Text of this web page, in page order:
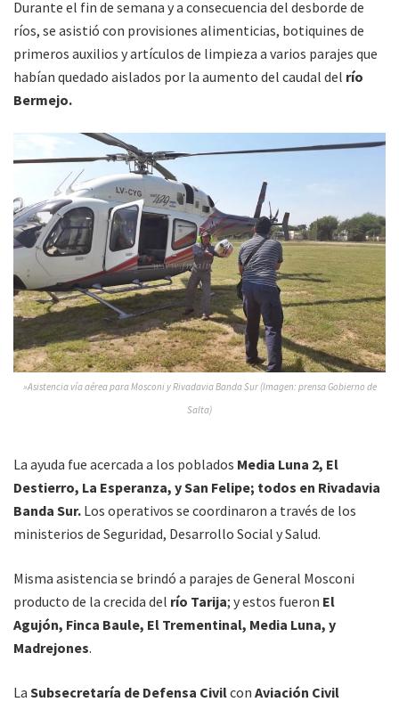
Durante el fin de semana y a consecuencia del desborde de
ríos, se asistió con provisiones alimenticias, botiquines de
primeros auxilios y artículos de limpieza a varios parajes que
habían quedado aislados por la aumento del caudal del río
Bermejo.
»Asistencia vía aérea para Mosconi y Rivadavia Banda Sur (Imagen: prensa Gobierno de
Salta)
La ayuda fue acercada a los poblados Media Luna 2, El
Destierro, La Esperanza, y San Felipe; todos en Rivadavia
Banda Sur. Los operativos se coordinaron a través de los
ministerios de Seguridad, Desarrollo Social y Salud.
Misma asistencia se brindó a parajes de General Mosconi
producto de la crecida del río Tarija; y estos fueron El
Agujón, Finca Baule, El Trementinal, Media Luna, y
Madrejones.
La Subsecretaría de Defensa Civilcon Aviación Civil